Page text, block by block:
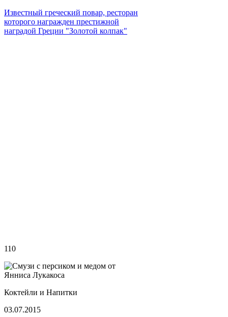
Известный греческий повар, ресторан
которого награжден престижной
наградой Греции "Золотой колпак"
110
Коктейли и Напитки
03.07.2015